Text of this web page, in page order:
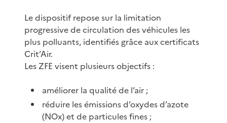
Le dispositif repose sur la limitation
progressive de circulation des véhicules les
plus polluants, identifiés grâce aux certificats
Crit’Air.
Les ZFE visent plusieurs objectifs :
améliorer la qualité de l’air ;
réduire les émissions d’oxydes d’azote
(NOx) et de particules fines ;